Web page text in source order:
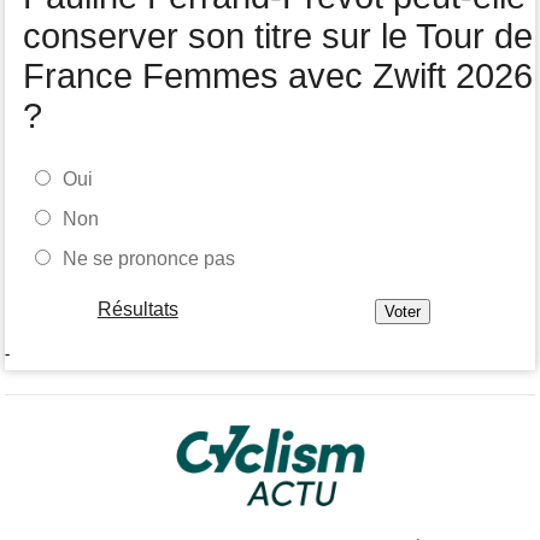
conserver son titre sur le Tour de
France Femmes avec Zwift 2026
?
Oui
Non
Ne se prononce pas
Résultats
-